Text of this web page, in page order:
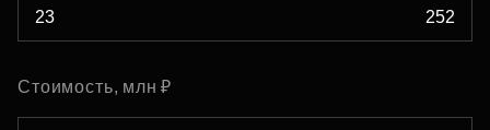
Стоимость, млн ₽